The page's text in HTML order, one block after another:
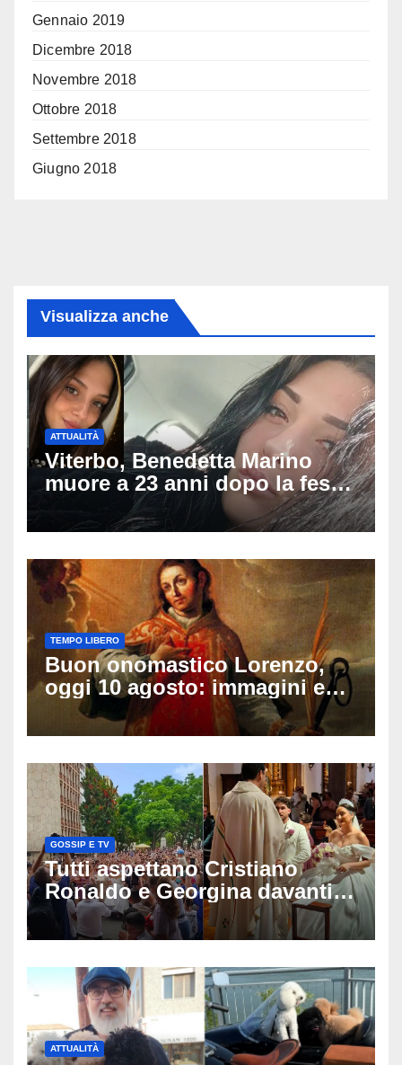
Gennaio 2019
Dicembre 2018
Novembre 2018
Ottobre 2018
Settembre 2018
Giugno 2018
Visualizza anche
ATTUALITÀ
Viterbo, Benedetta Marino
muore a 23 anni dopo la festa
di compleanno: trovata senza
vita nell’ex consorzio, è giallo
TEMPO LIBERO
Buon onomastico Lorenzo,
oggi 10 agosto: immagini e
gif di auguri da condividere
sui social
GOSSIP E TV
Tutti aspettano Cristiano
Ronaldo e Georgina davanti
alla cattedrale: ma il
matrimonio era di un’altra
ATTUALITÀ